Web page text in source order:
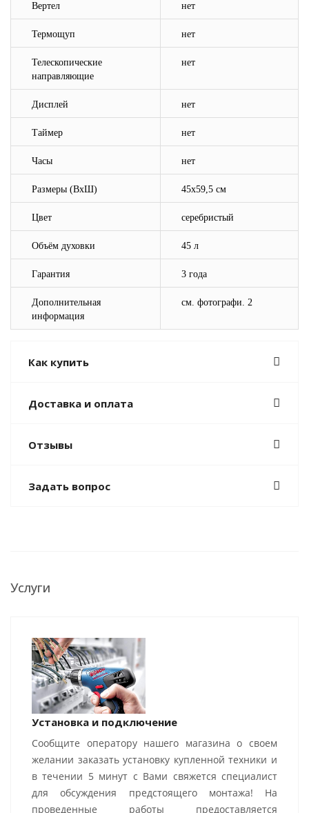
Вертел нет
Термощуп нет
Телескопические
направляющие
нет
Дисплей нет
Таймер нет
Часы нет
Размеры (ВхШ) 45х59,5 см
Цвет серебристый
Объём духовки 45 л
Гарантия 3 года
Дополнительная
информация
cм. фотографи. 2
Как купить
Доставка и оплата
Отзывы
Задать вопрос
Услуги
Установка и подключение
Сообщите оператору нашего магазина о своем
желании заказать установку купленной техники и
в течении 5 минут с Вами свяжется специалист
для обсуждения предстоящего монтажа! На
проведенные работы предоставляется